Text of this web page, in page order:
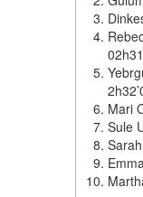
Mari
Sule